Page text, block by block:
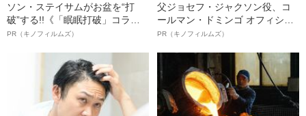
ソン・ステイサムがお盆を“打
破”する!!《「眠眠打破」コラ
ボ》
PR（キノフィルムズ）
父ジョセフ・ジャクソン役、コ
ールマン・ドミンゴ オフィシャ
ルインタビュー“観客を魅了した
語る”《日本興収70億円突破》
PR（キノフィルムズ）